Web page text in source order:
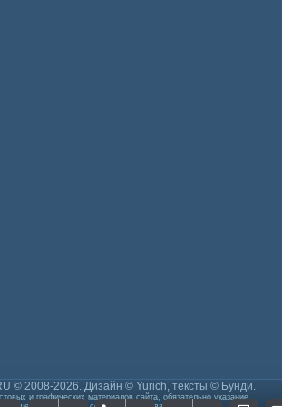
© 2008-2026. Дизайн © Yurich, тексты © Бунди.
и графических материалов сайта, обязательно указание